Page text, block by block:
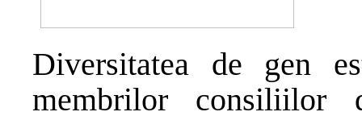
Diversitatea de gen
membrilor consiliilor